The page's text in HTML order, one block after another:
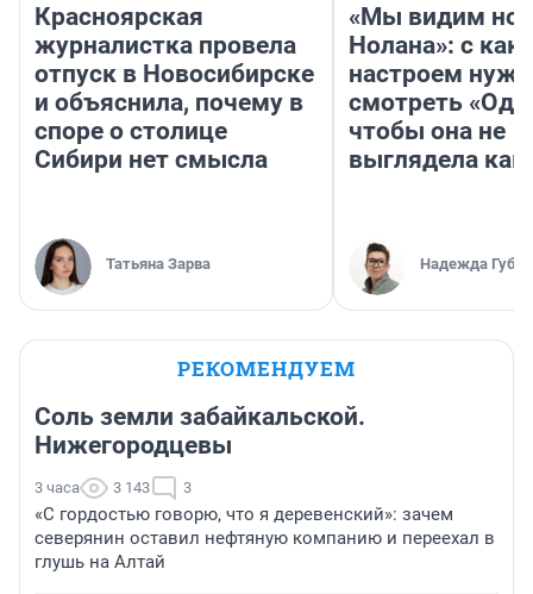
Красноярская
журналистка провела
отпуск в Новосибирске
и объяснила, почему в
споре о столице
Сибири нет смысла
Татьяна Зарва
«Мы видим
Нолана»: с
настроем
смотреть
чтобы она не
выглядела как
Надежда
РЕКОМЕНДУЕМ
Соль земли забайкальской.
Нижегородцевы
3 часа 3 143 3
«С гордостью говорю, что я деревенский»: зачем
северянин оставил нефтяную компанию и переехал в
глушь на Алтай